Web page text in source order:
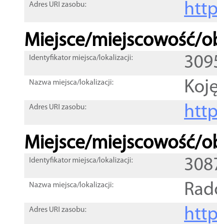
Adres URI zasobu:
Miejsce/miejscowość/
Identyfikator miejsca/lokalizacji:
Nazwa miejsca/lokalizacji:
Adres URI zasobu:
Miejsce/miejscowość/
Identyfikator miejsca/lokalizacji:
Nazwa miejsca/lokalizacji:
Adres URI zasobu: